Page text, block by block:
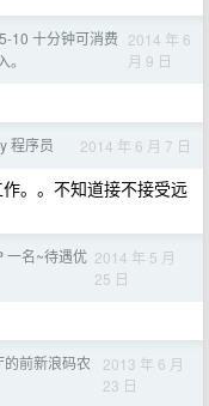
10 十分钟可消费 2014 年 6
月 9 日
程序员 2014 年 6 月 7 日
。。不知道接不接受远
一名~待遇优 2014 年 5 月
25 日
的前新浪码农
2013 年 6 月
23 日